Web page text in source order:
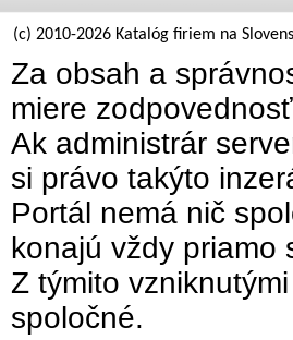
(c) 2010-2026 Katalóg firiem na
Za obsah a
miere
Ak administrár
si právo takýto
Portál nemá nič
konajú vždy priamo
Z týmito
spoločné.